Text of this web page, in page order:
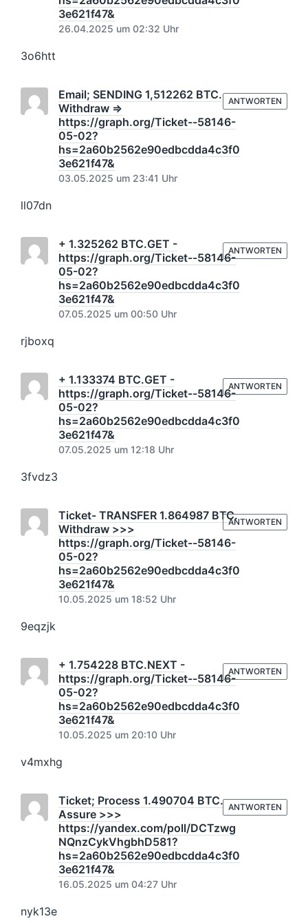
3e621f47&
26.04.2025 um 02:32 Uhr
3o6htt
Email; SENDING 1,512262 BTC.
Withdraw =>
https://graph.org/Ticket--58146-
05-02?
hs=2a60b2562e90edbcdda4c3f0
3e621f47&
03.05.2025 um 23:41 Uhr
ll07dn
ANTWORTEN
+ 1.325262 BTC.GET -
https://graph.org/Ticket--58146-
05-02?
hs=2a60b2562e90edbcdda4c3f0
3e621f47&
07.05.2025 um 00:50 Uhr
rjboxq
ANTWORTEN
+ 1.133374 BTC.GET -
https://graph.org/Ticket--58146-
05-02?
hs=2a60b2562e90edbcdda4c3f0
3e621f47&
07.05.2025 um 12:18 Uhr
3fvdz3
ANTWORTEN
Ticket- TRANSFER 1.864987 BTC.
Withdraw >>>
https://graph.org/Ticket--58146-
05-02?
hs=2a60b2562e90edbcdda4c3f0
3e621f47&
10.05.2025 um 18:52 Uhr
9eqzjk
ANTWORTEN
+ 1.754228 BTC.NEXT -
https://graph.org/Ticket--58146-
05-02?
hs=2a60b2562e90edbcdda4c3f0
3e621f47&
10.05.2025 um 20:10 Uhr
v4mxhg
ANTWORTEN
Ticket; Process 1.490704 BTC.
Assure >>>
https://yandex.com/poll/DCTzwg
NQnzCykVhgbhD581?
hs=2a60b2562e90edbcdda4c3f0
3e621f47&
16.05.2025 um 04:27 Uhr
nyk13e
ANTWORTEN